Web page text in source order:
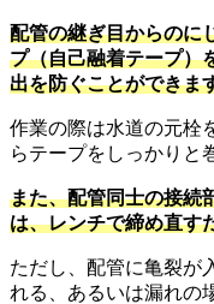
配管の継ぎ目からのに
プ（自己融着テープ）
出を防ぐことができま
作業の際は水道の元栓
らテープをしっかりと
また、配管同士の接続
は、レンチで締め直す
ただし、配管に亀裂が
れる、あるいは漏れの